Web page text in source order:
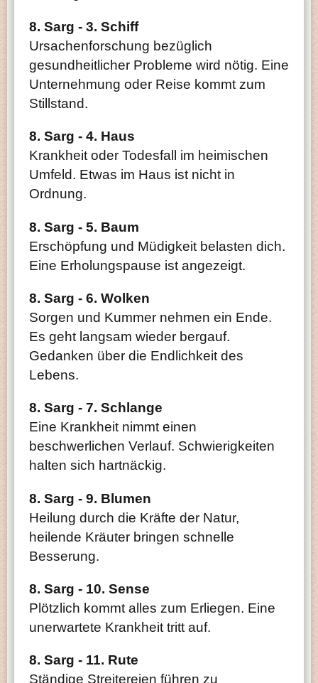
8. Sarg - 3. Schiff
Ursachenforschung bezüglich
gesundheitlicher Probleme wird nötig. Eine
Unternehmung oder Reise kommt zum
Stillstand.
8. Sarg - 4. Haus
Krankheit oder Todesfall im heimischen
Umfeld. Etwas im Haus ist nicht in
Ordnung.
8. Sarg - 5. Baum
Erschöpfung und Müdigkeit belasten dich.
Eine Erholungspause ist angezeigt.
8. Sarg - 6. Wolken
Sorgen und Kummer nehmen ein Ende.
Es geht langsam wieder bergauf.
Gedanken über die Endlichkeit des
Lebens.
8. Sarg - 7. Schlange
Eine Krankheit nimmt einen
beschwerlichen Verlauf. Schwierigkeiten
halten sich hartnäckig.
8. Sarg - 9. Blumen
Heilung durch die Kräfte der Natur,
heilende Kräuter bringen schnelle
Besserung.
8. Sarg - 10. Sense
Plötzlich kommt alles zum Erliegen. Eine
unerwartete Krankheit tritt auf.
8. Sarg - 11. Rute
Ständige Streitereien führen zu